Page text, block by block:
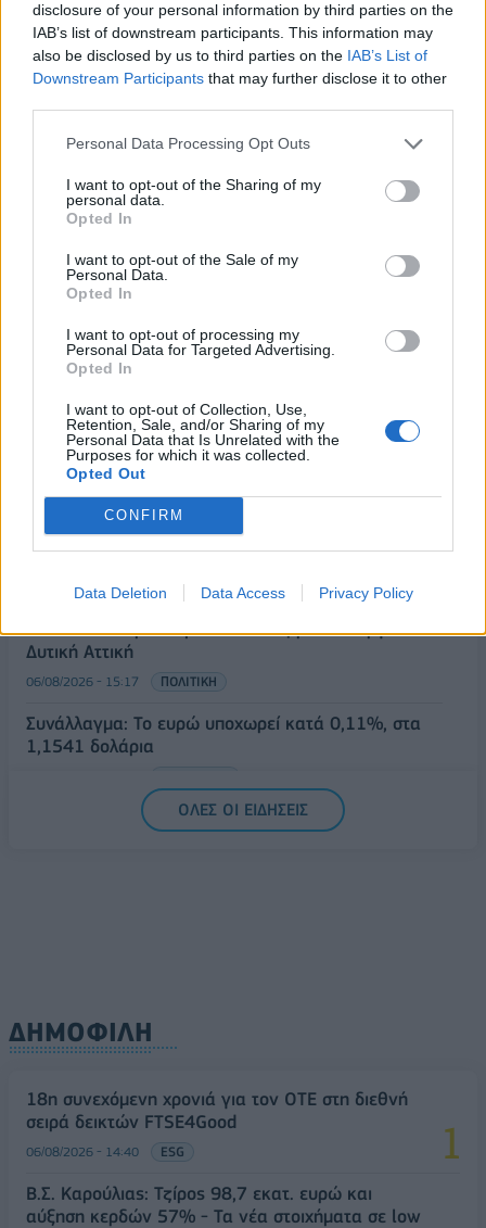
disclosure of your personal information by third parties on the
IAB’s list of downstream participants. This information may
also be disclosed by us to third parties on the IAB’s List of
Downstream Participants that may further disclose it to other
Personal Data Processing Opt Outs
I want to opt-out of the Sharing of my
personal data.
Opted In
I want to opt-out of the Sale of my
Personal Data.
Opted In
I want to opt-out of processing my
Personal Data for Targeted Advertising.
Opted In
I want to opt-out of Collection, Use,
Retention, Sale, and/or Sharing of my
Personal Data that Is Unrelated with the
Purposes for which it was collected.
Opted Out
CONFIRM
Data Deletion Data Access Privacy Policy
Στρατηγική προτεραιότητα η ενίσχυση της
βιομηχανίας
06/08/2026 - 17:18 ΠΟΛΙΤΙΚΗ
Από τις 28 Αυγούστου η ψηφιακή ενεργοποίηση της
Κάρτας Αγρότη μέσω της ΕΑΕ 2026
Eurobank: Εξελίξεις και προοπτικές στις αγορές
πετρελαίου και φυσικού αερίου στην Ευρώπη
06/08/2026 - 16:20 ΕΝΕΡΓΕΙΑ
Οι ελληνικές scale-ups επιχειρήσεις στρέφονται
προσέλκυση πελατών
06/08/2026 - 15:56
Χρηματιστήριο: Στις 2.627,95 μονάδες ο Γενικός
Δείκτης Τιμών, με άνοδο 0,15%
06/08/2026 - 15:46
ΥΠΑΑΤ: Αποζημιώσεις 38,1 εκατ. ευρώ σε
κτηνοτρόφους για ευλογιά, πανώλη και αφθώδη
πυρετό
06/08/2026 - 15:33 ΟΙΚΟΝΟΜΙΑ
Στ. Παπασταύρου: Άμεσα αντιδιαβρωτικά έργα στη
Δυτική Αττική
06/08/2026 - 15:17 ΠΟΛΙΤΙΚΗ
Συνάλλαγμα: Το ευρώ υποχωρεί κατά 0,11%, στα
1,1541 δολάρια
ΟΛΕΣ ΟΙ ΕΙΔΗΣΕΙΣ
ΔΗΜΟΦΙΛΗ
18η συνεχόμενη χρονιά για τον ΟΤΕ στη διεθνή
σειρά δεικτών FTSE4Good
06/08/2026 - 14:40 ESG
Β.Σ. Καρούλιας: Τζίρος 98,7 εκατ. ευρώ και
αύξηση κερδών 57% - Τα νέα στοιχήματα σε low